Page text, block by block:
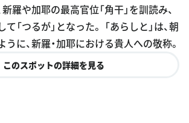
新羅や加耶の最高官位「角干」を訓読み、
て「つるが」となった。 「あらしと」は、朝
うに、新羅・加耶における貴人への敬称。
このスポットの詳細を見る